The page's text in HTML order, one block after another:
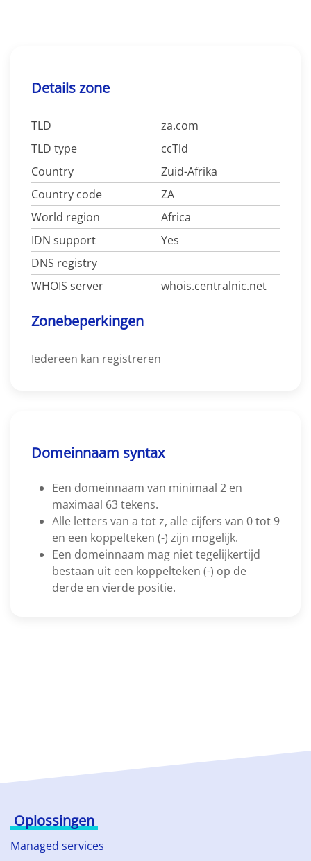
Details zone
TLD
za.com
TLD type
ccTld
Country
Zuid-Afrika
Country code
ZA
World region
Africa
IDN support
Yes
DNS registry
WHOIS server
whois.centralnic.net
Zonebeperkingen
Iedereen kan registreren
Domeinnaam syntax
Een domeinnaam van minimaal 2 en
maximaal 63 tekens.
Alle letters van a tot z, alle cijfers van 0 tot 9
en een koppelteken (-) zijn mogelijk.
Een domeinnaam mag niet tegelijkertijd
bestaan uit een koppelteken (-) op de
derde en vierde positie.
Oplossingen
Managed services